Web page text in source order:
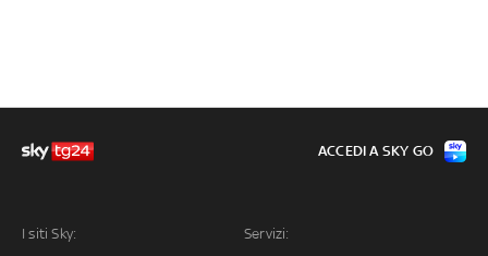
I siti Sky: Servizi:
ACCEDI A SKY GO